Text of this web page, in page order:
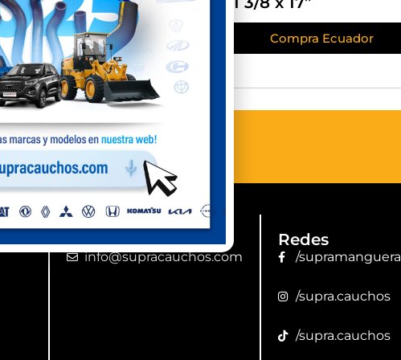
Compra Perú Compra Ecuador
info@supracauchos.com
Redes
/supramanguera
/supra.cauchos
/supra.cauchos